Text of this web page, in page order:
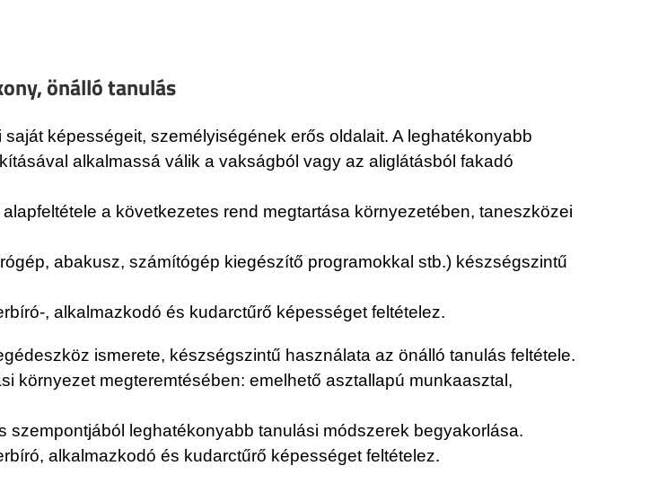
önálló tanulás
képességeit, személyiségének erős oldalait. A leghatékonyabb
alkalmassá válik a vakságból vagy az aliglátásból fakadó
a következetes rend megtartása környezetében, taneszközei
abakusz, számítógép kiegészítő programokkal stb.) készségszintű
, alkalmazkodó és kudarctűrő képességet feltételez.
ismerete, készségszintű használata az önálló tanulás feltétele.
környezet megteremtésében: emelhető asztallapú munkaasztal,
leghatékonyabb tanulási módszerek begyakorlása.
alkalmazkodó és kudarctűrő képességet feltételez.